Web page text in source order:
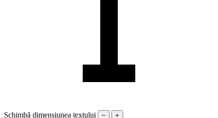
Schimbă dimensiunea textului − +